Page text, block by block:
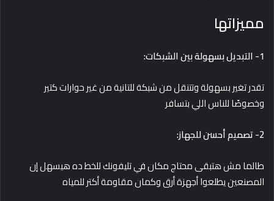
مميزاتها
1- التبديل بسهولة بين الشبكات:
تقدر تغير بسهولة وتتنقل من شبكة للتانية من غير حوارات كتير
وخصوصًا للناس اللي بتسافر
2- تصميم أحسن للجهاز:
طالما مش هتبقى محتاج مكان في تليفونك للخط ده هيسهل إن
المصنعين يطلعوا أجهزة أرق وكمان مقاومة أكتر للمياه